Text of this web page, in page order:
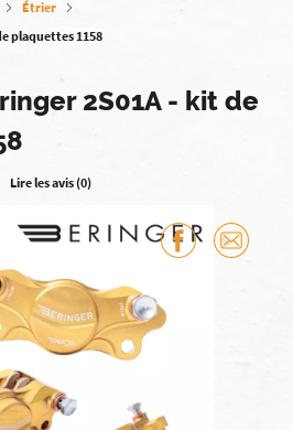
Étrier
plaquettes 1158
2S01A - kit de
Lire les avis (0)